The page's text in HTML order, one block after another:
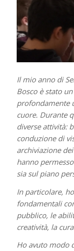
Il mio anno di
Bosco è stato
profondamente
cuore. Durante
diverse attività:
conduzione di
archiviazione
hanno
sia sul piano
In particolare,
fondamentali
pubblico, le
creatività, la
Ho avuto modo